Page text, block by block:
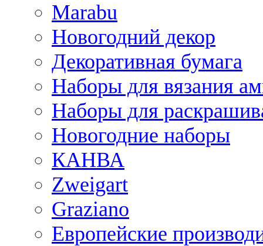
Marabu
Новогодний декор
Декоративная бумага
Наборы для вязания
Наборы для
Новогодние наборы
КАНВА
Zweigart
Graziano
Европейские